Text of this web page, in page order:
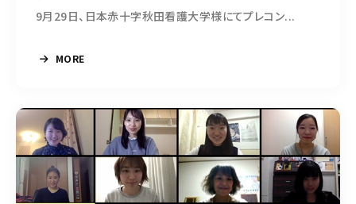
9月29日、日本赤十字秋田看護大学様にてプレコン...
MORE